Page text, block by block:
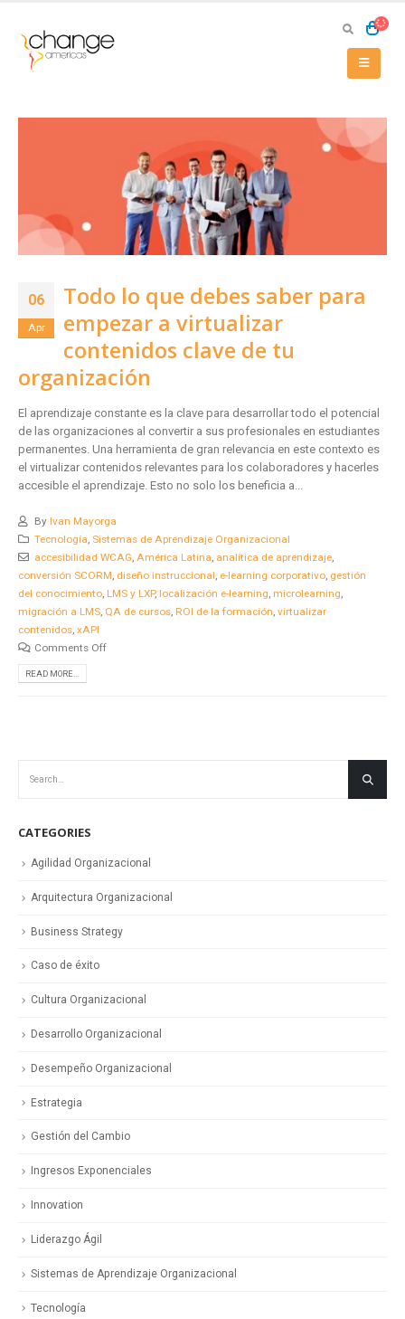
06
Apr
Todo lo que debes saber para
empezar a virtualizar
contenidos clave de tu
organización
El aprendizaje constante es la clave para desarrollar todo el potencial
de las organizaciones al convertir a sus profesionales en estudiantes
permanentes. Una herramienta de gran relevancia en este contexto es
el virtualizar contenidos relevantes para los colaboradores y hacerles
accesible el aprendizaje. Esto no solo los beneficia a...
By Ivan Mayorga
Tecnología Sistemas de Aprendizaje Organizacional
accesibilidad WCAG América Latina analítica de aprendizaje,
conversión SCORM diseño instruccional e-learning corporativo gestión
del conocimiento LMS y LXP, localización e-learning microlearning
migración a LMS QA de cursos ROI de la formación virtualizar
contenidos xAPI
Comments Off
READ MORE...
CATEGORIES
Agilidad Organizacional
Arquitectura Organizacional
Business Strategy
Caso de éxito
Cultura Organizacional
Desarrollo Organizacional
Desempeño Organizacional
Estrategia
Gestión del Cambio
Ingresos Exponenciales
Innovation
Liderazgo Ágil
Sistemas de Aprendizaje Organizacional
Tecnología